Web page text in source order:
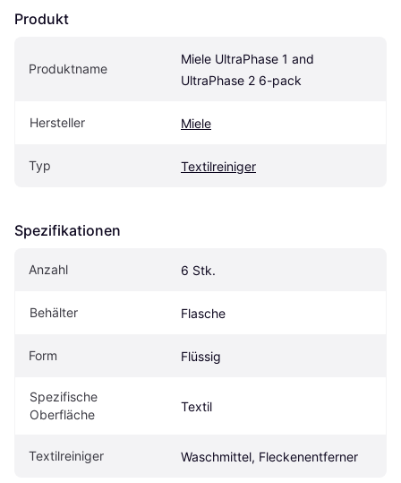
Produkt
Produktname
Miele UltraPhase 1 and
UltraPhase 2 6-pack
Hersteller Miele
Typ Textilreiniger
Spezifikationen
Anzahl 6 Stk.
Behälter Flasche
Form Flüssig
Spezifische
Oberfläche
Textil
Textilreiniger Waschmittel, Fleckenentferner